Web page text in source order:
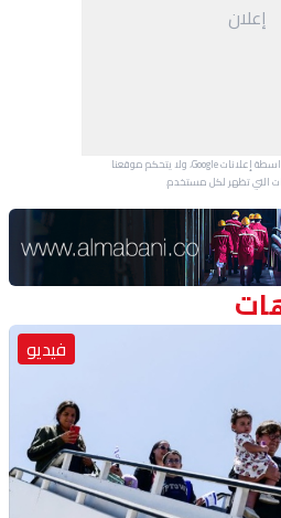
إعلان
يتم عرض هذا الإعلان بواسطة إعلانات Google، ولا يتحكم موقعنا
التي تظهر لكل مستخدم.
فيديو